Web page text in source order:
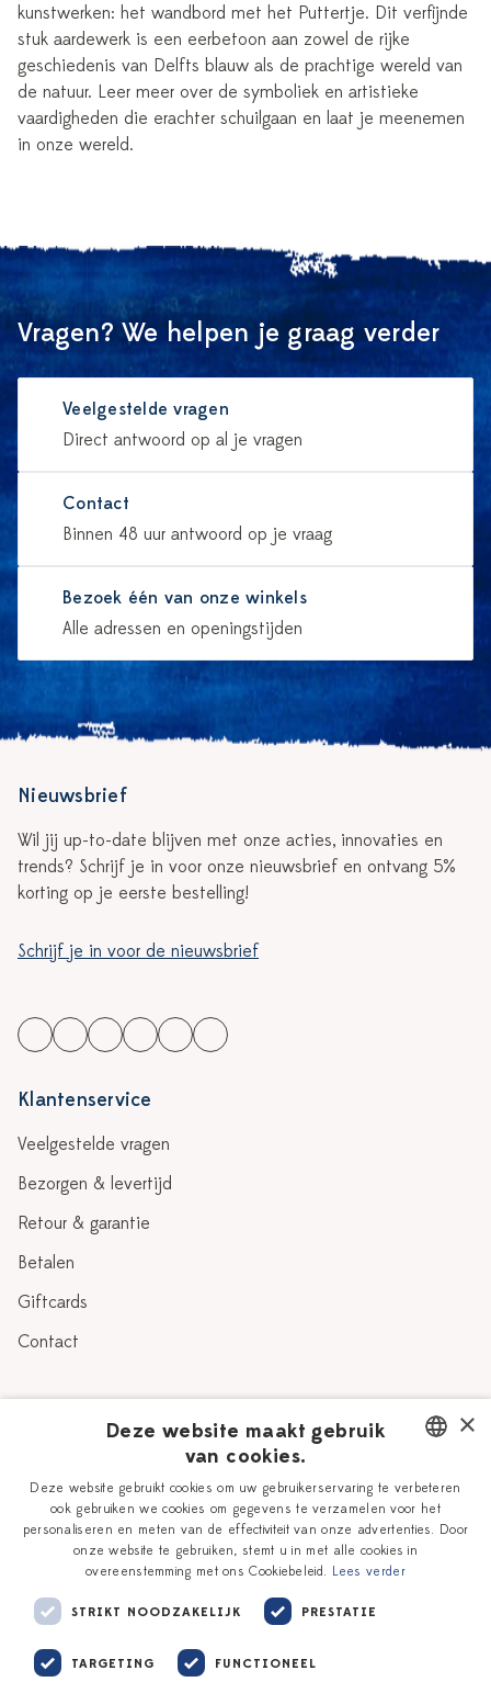
kunstwerken: het wandbord met het Puttertje. Dit verfijnde
stuk aardewerk is een eerbetoon aan zowel de rijke
geschiedenis van Delfts blauw als de prachtige wereld van
de natuur. Leer meer over de symboliek en artistieke
vaardigheden die erachter schuilgaan en laat je meenemen
in onze wereld.
Vragen? We helpen je graag verder
Veelgestelde vragen
Direct antwoord op al je vragen
Contact
Binnen 48 uur antwoord op je vraag
Bezoek één van onze winkels
Alle adressen en openingstijden
Nieuwsbrief
Wil jij up-to-date blijven met onze acties, innovaties en
trends? Schrijf je in voor onze nieuwsbrief en ontvang 5%
korting op je eerste bestelling!
Schrijf je in voor de nieuwsbrief
Klantenservice
Veelgestelde vragen
Bezorgen & levertijd
Retour & garantie
Betalen
Giftcards
Contact
Verhaal
Onze plateelschilders
Delfts Blauw
Workshops
Vacatures
Zakelijk
DUTCH
ENGLISH
×
Deze website maakt gebruik
van cookies.
Deze website gebruikt cookies om uw gebruikerservaring te verbeteren
ook gebruiken we cookies om gegevens te verzamelen voor het
personaliseren en meten van de effectiviteit van onze advertenties. Door
onze website te gebruiken, stemt u in met alle cookies in
overeenstemming met ons Cookiebeleid. Lees verder
STRIKT NOODZAKELIJK PRESTATIE
TARGETING FUNCTIONEEL